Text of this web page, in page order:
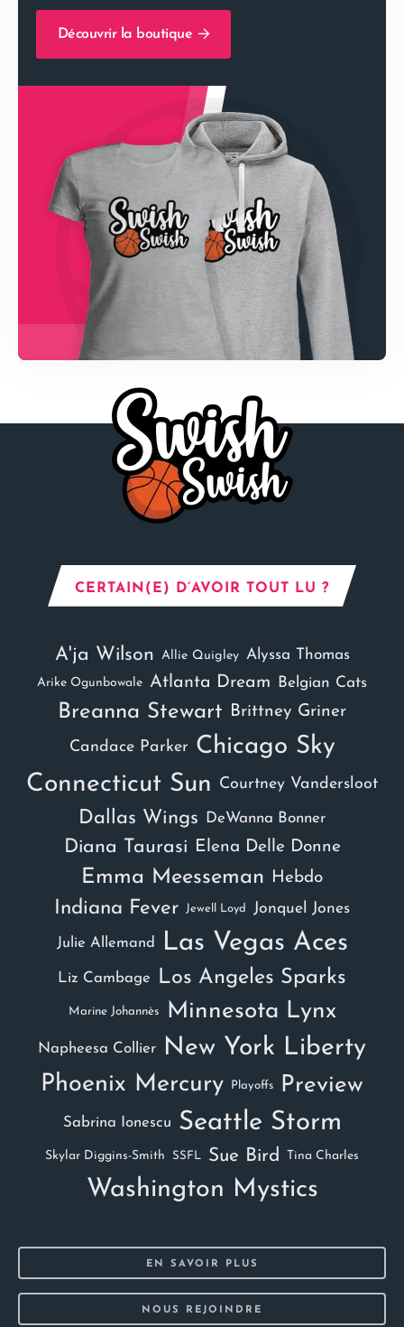
Découvrir la boutique
CERTAIN(E) D’AVOIR TOUT LU ?
A'ja Wilson Allie Quigley Alyssa Thomas
Arike Ogunbowale Atlanta Dream Belgian Cats
Breanna Stewart Brittney Griner
Candace Parker Chicago Sky
Connecticut Sun
Courtney Vandersloot
Dallas Wings DeWanna Bonner
Diana Taurasi Elena Delle Donne
Emma Meesseman Hebdo
Indiana Fever Jewell Loyd Jonquel Jones
Julie Allemand Las Vegas Aces
Liz Cambage Los Angeles Sparks
Marine Johannès Minnesota Lynx
Napheesa Collier New York Liberty
Phoenix Mercury Playoffs Preview
Sabrina Ionescu Seattle Storm
Skylar Diggins-Smith SSFL Sue Bird Tina Charles
Washington Mystics
EN SAVOIR PLUS
NOUS REJOINDRE